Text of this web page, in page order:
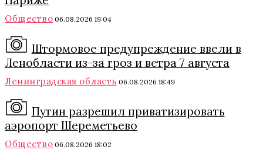
Общество 06.08.2026 19:04
Штормовое предупреждение ввели в
Ленобласти из-за гроз и ветра 7 августа
Ленинградская область 06.08.2026 18:49
Путин разрешил приватизировать
аэропорт Шереметьево
Общество 06.08.2026 18:02